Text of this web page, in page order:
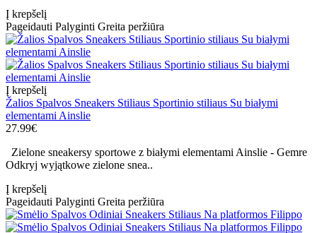
Į krepšelį
Pageidauti Palyginti Greita peržiūra
Į krepšelį
Žalios Spalvos Sneakers Stiliaus Sportinio stiliaus Su białymi
elementami Ainslie
27.99€
Zielone sneakersy sportowe z białymi elementami Ainslie - Gemre
Odkryj wyjątkowe zielone snea..
Į krepšelį
Pageidauti Palyginti Greita peržiūra